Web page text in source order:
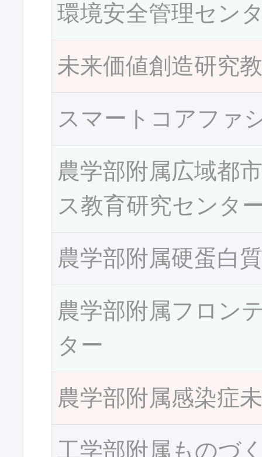
環境安全管理セン
未来価値創造研究
スマートコアファ
農学部附属広域都
ス教育研究センタ
農学部附属硬蛋白
農学部附属フロン
ター
農学部附属感染症
工学部附属ものづ